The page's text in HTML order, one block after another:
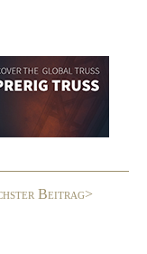
Beitrag>